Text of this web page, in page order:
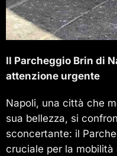
Il Parcheggio Brin di
attenzione urgente
Napoli, una città che
sua bellezza, si
sconcertante: il
cruciale per la